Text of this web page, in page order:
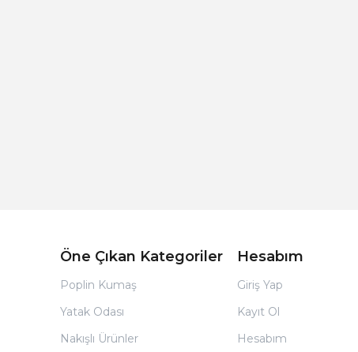
Öne Çıkan Kategoriler
Poplin Kumaş
Yatak Odası
Nakışlı Ürünler
Hesabım
Giriş Yap
Kayıt Ol
Hesabım